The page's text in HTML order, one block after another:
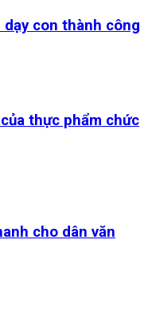
con thành công
thực phẩm chức
cho dân văn